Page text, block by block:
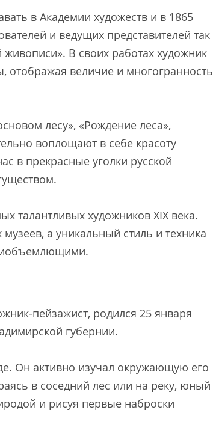
в Академии художеств и в 1865
и ведущих представителей так
В своих работах художник
отображая величие и многогранность
лесу», «Рождение леса»,
воплощают в себе красоту
в прекрасные уголки русской
талантливых художников XIX века.
а уникальный стиль и техника
пейзажист, родился 25 января
губернии.
Он активно изучал окружающую его
в соседний лес или на реку, юный
и рисуя первые наброски